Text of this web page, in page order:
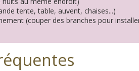
tente, table, auvent, chaises...)
(couper des branches pour